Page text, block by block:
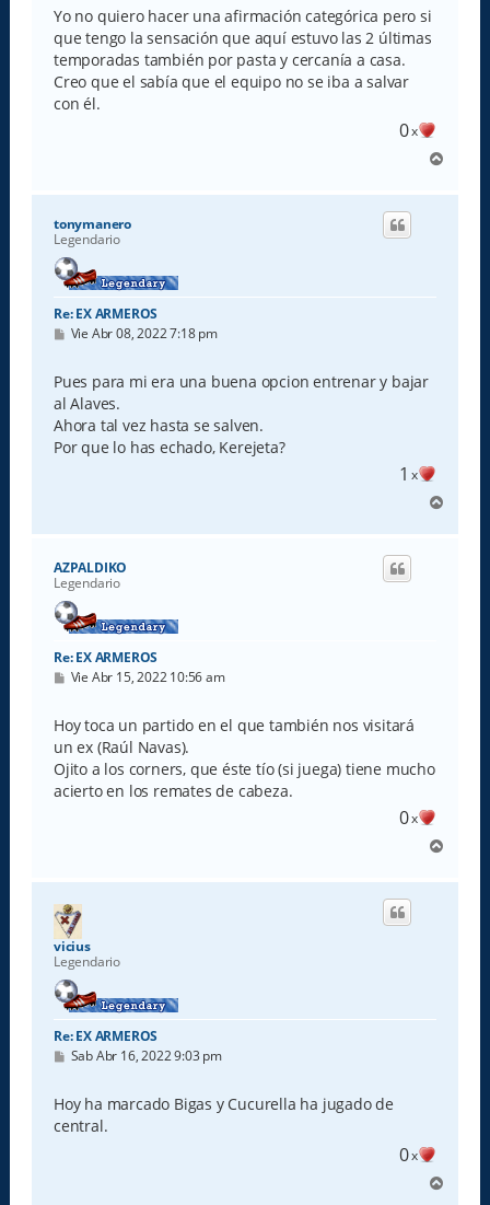
Yo no quiero hacer una afirmación categórica pero si
que tengo la sensación que aquí estuvo las 2 últimas
temporadas también por pasta y cercanía a casa.
Creo que el sabía que el equipo no se iba a salvar
con él.
0x
r
tonymanero
Legendario
Re: EX ARMEROS
M
s
a
e
Vie Abr 08, 2022 7:18 pm
Pues para mi era una buena opcion entrenar y bajar
al Alaves.
Ahora tal vez hasta se salven.
Por que lo has echado, Kerejeta?
1 x
r
AZPALDIKO
Legendario
Re: EX ARMEROS
M
s
a
j
e
Vie Abr 15, 2022 10:56 am
Hoy toca un partido en el que también nos visitará
un ex (Raúl Navas).
Ojito a los corners, que éste tío (si juega) tiene mucho
acierto en los remates de cabeza.
0x
r
vicius
Legendario
Re: EX ARMEROS
M
s
a
j
Sab Abr 16, 2022 9:03 pm
Hoy ha marcado Bigas y Cucurella ha jugado de
central.
0x